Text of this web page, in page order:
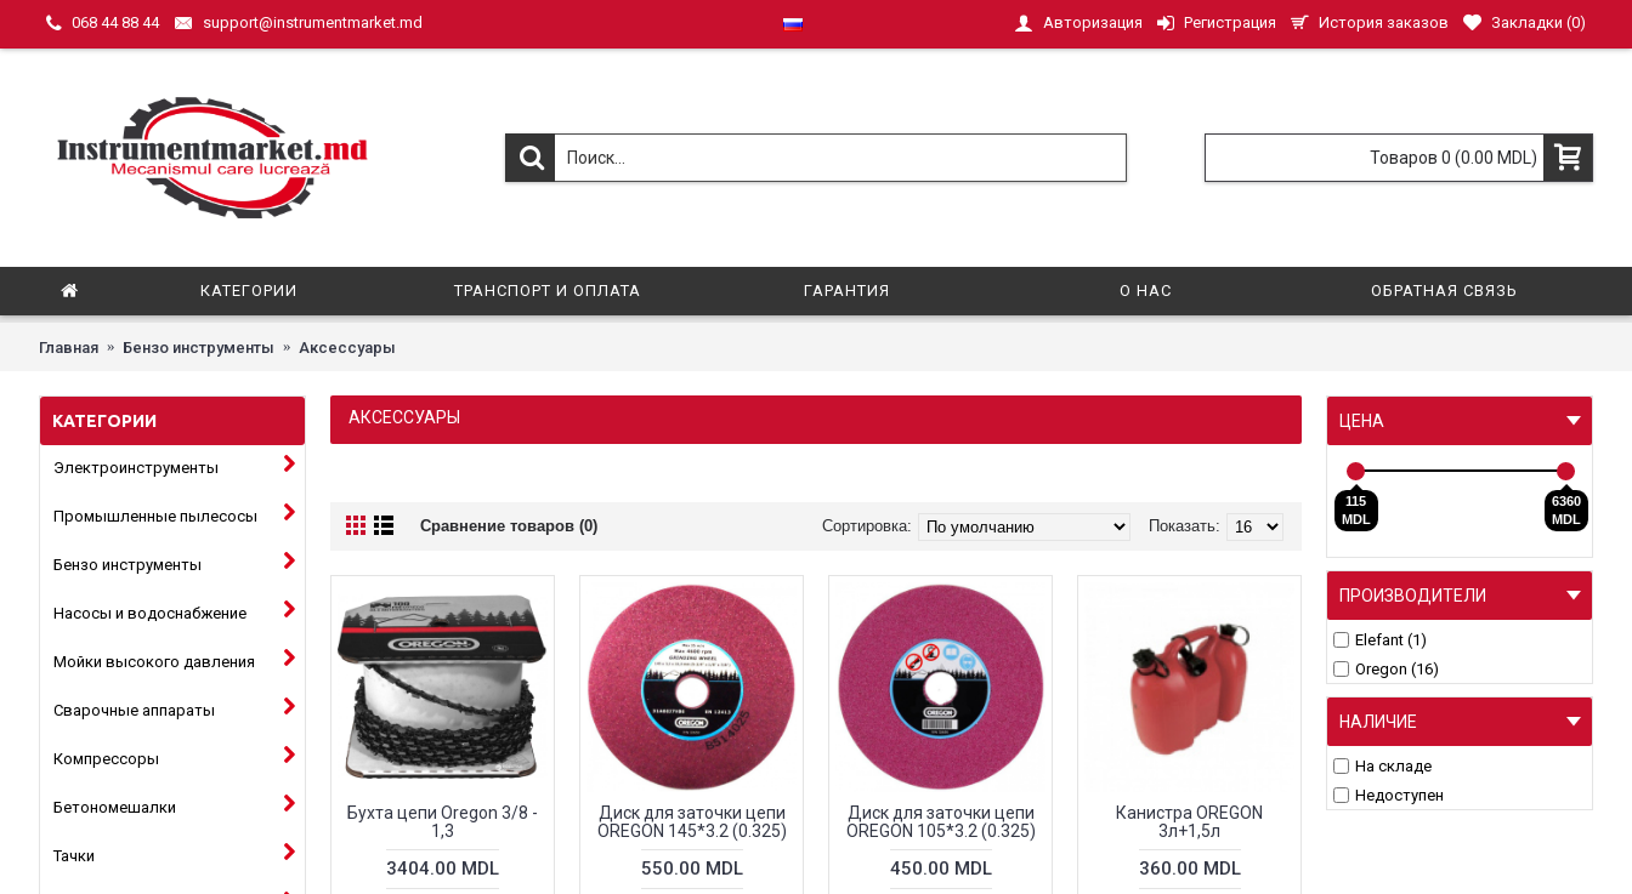
068 44 88 44 support@instrumentmarket.md Авторизация Регистрация История заказов Закладки (0)
Товаров 0 (0.00 MDL)
КАТЕГОРИИ ТРАНСПОРТ И ОПЛАТА ГАРАНТИЯ О НАС ОБРАТНАЯ СВЯЗЬ
Главная Бензо инструменты Аксессуары
КАТЕГОРИИ
Электроинструменты
Промышленные пылесосы
Бензо инструменты
Насосы и водоснабжение
Мойки высокого давления
Сварочные аппараты
Компрессоры
Бетономешалки
Тачки
ЦЕНА
115
MDL
6360
MDL
ПРОИЗВОДИТЕЛИ
Elefant (1)
Oregon (16)
НАЛИЧИЕ
На складе
Недоступен
АКСЕССУАРЫ
Сравнение товаров (0) Показать:
Сортировка:
Бухта цепи Oregon 3/8 -
1,3
3404.00 MDL
Диск для заточки цепи
OREGON 145*3.2 (0.325)
550.00 MDL
Диск для заточки цепи
OREGON 105*3.2 (0.325)
450.00 MDL
Канистра OREGON
3л+1,5л
360.00 MDL